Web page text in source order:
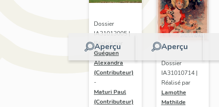
Aperçu
Dossier
IA31013005 |
Réalisé par
Guéguen
Alexandra
(Contributeur)
-
Maturi Paul
(Contributeur)
Aperçu
Dossier
IA31010714 |
Réalisé par
Lamothe
Mathilde